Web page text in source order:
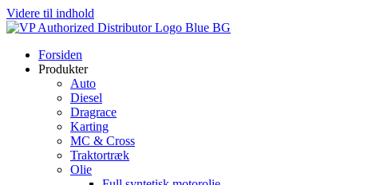
Videre til indhold
Forsiden
Produkter
Auto
Diesel
Dragrace
Karting
MC & Cross
Traktortræk
Olie